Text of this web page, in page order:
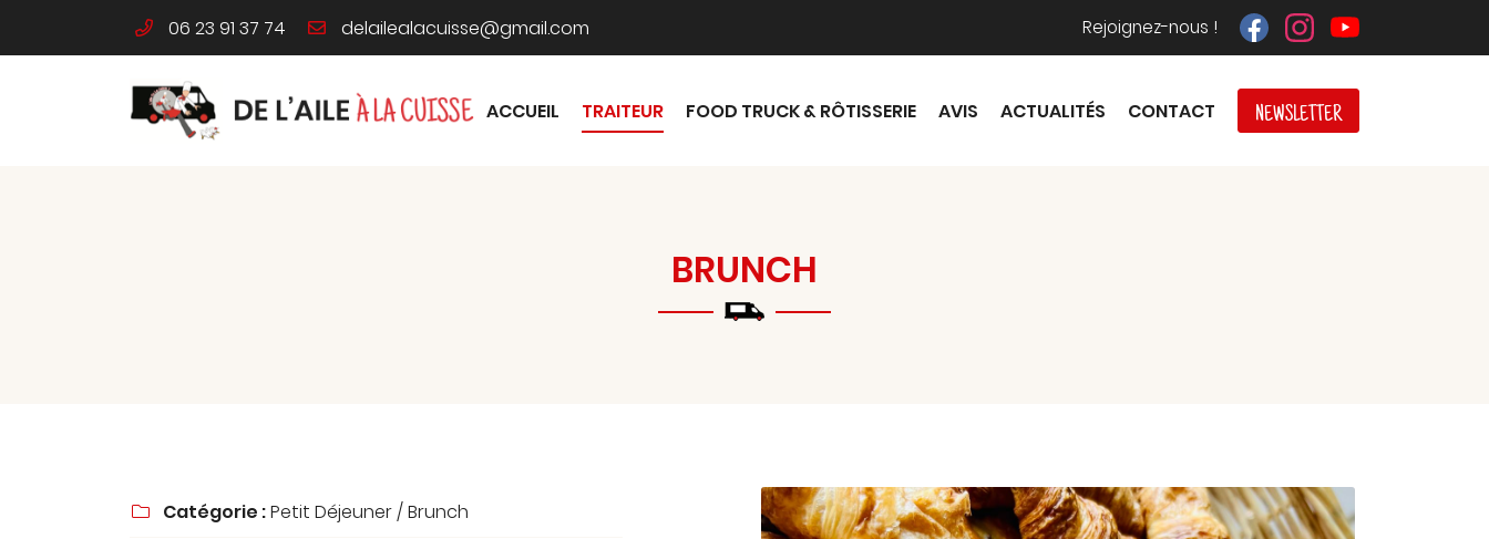
06 23 91 37 74 Rejoignez-nous !
ACCUEIL TRAITEUR FOOD TRUCK & RÔTISSERIE AVIS ACTUALITÉS CONTACT NEWSLETTER
46 Route de Limours
91340 Ollainville
06 23 91 37 74
à l'adresse email indiqué ci-dessus. Vous pouvez vous désinscrire à tout
le formulaire de désinscription
BRUNCH
 Catégorie :Petit Déjeuner / Brunch